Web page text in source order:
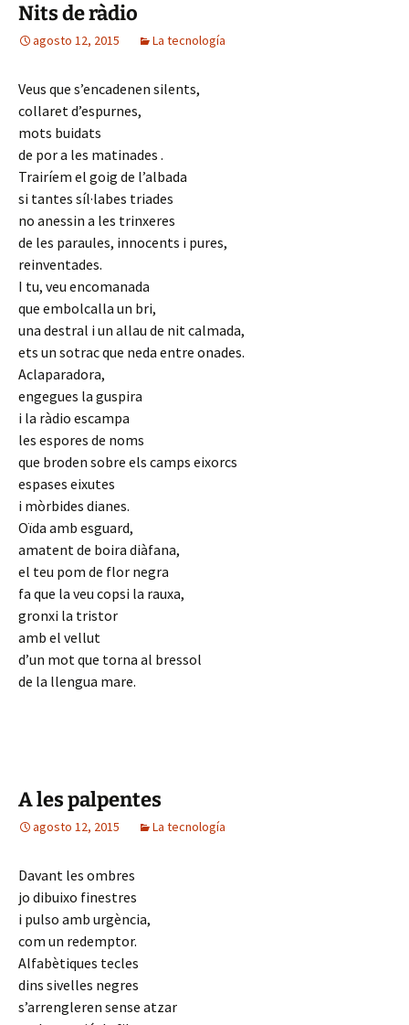
Nits de ràdio
agosto 12, 2015 La tecnología
Veus que s’encadenen silents,
collaret d’espurnes,
mots buidats
de por a les matinades .
Trairíem el goig de l’albada
si tantes síl·labes triades
no anessin a les trinxeres
de les paraules, innocents i pures,
reinventades.
I tu, veu encomanada
que embolcalla un bri,
una destral i un allau de nit calmada,
ets un sotrac que neda entre onades.
Aclaparadora,
engegues la guspira
i la ràdio escampa
les espores de noms
que broden sobre els camps eixorcs
espases eixutes
i mòrbides dianes.
Oïda amb esguard,
amatent de boira diàfana,
el teu pom de flor negra
fa que la veu copsi la rauxa,
gronxi la tristor
amb el vellut
d’un mot que torna al bressol
de la llengua mare.
A les palpentes
agosto 12, 2015 La tecnología
Davant les ombres
jo dibuixo finestres
i pulso amb urgència,
com un redemptor.
Alfabètiques tecles
dins sivelles negres
s’arrengleren sense atzar